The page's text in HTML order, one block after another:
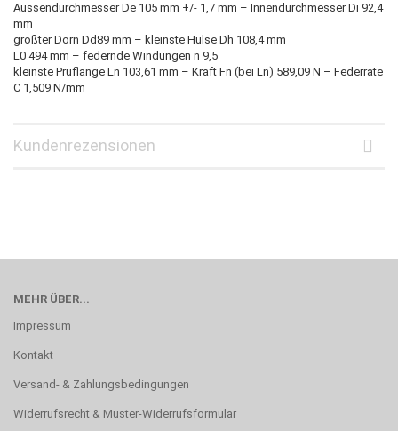
Aussendurchmesser De 105 mm +/- 1,7 mm – Innendurchmesser Di 92,4
mm
größter Dorn Dd89 mm – kleinste Hülse Dh 108,4 mm
L0 494 mm – federnde Windungen n 9,5
kleinste Prüflänge Ln 103,61 mm – Kraft Fn (bei Ln) 589,09 N – Federrate
C 1,509 N/mm
Kundenrezensionen
MEHR ÜBER...
Impressum
Kontakt
Versand- & Zahlungsbedingungen
Widerrufsrecht & Muster-Widerrufsformular